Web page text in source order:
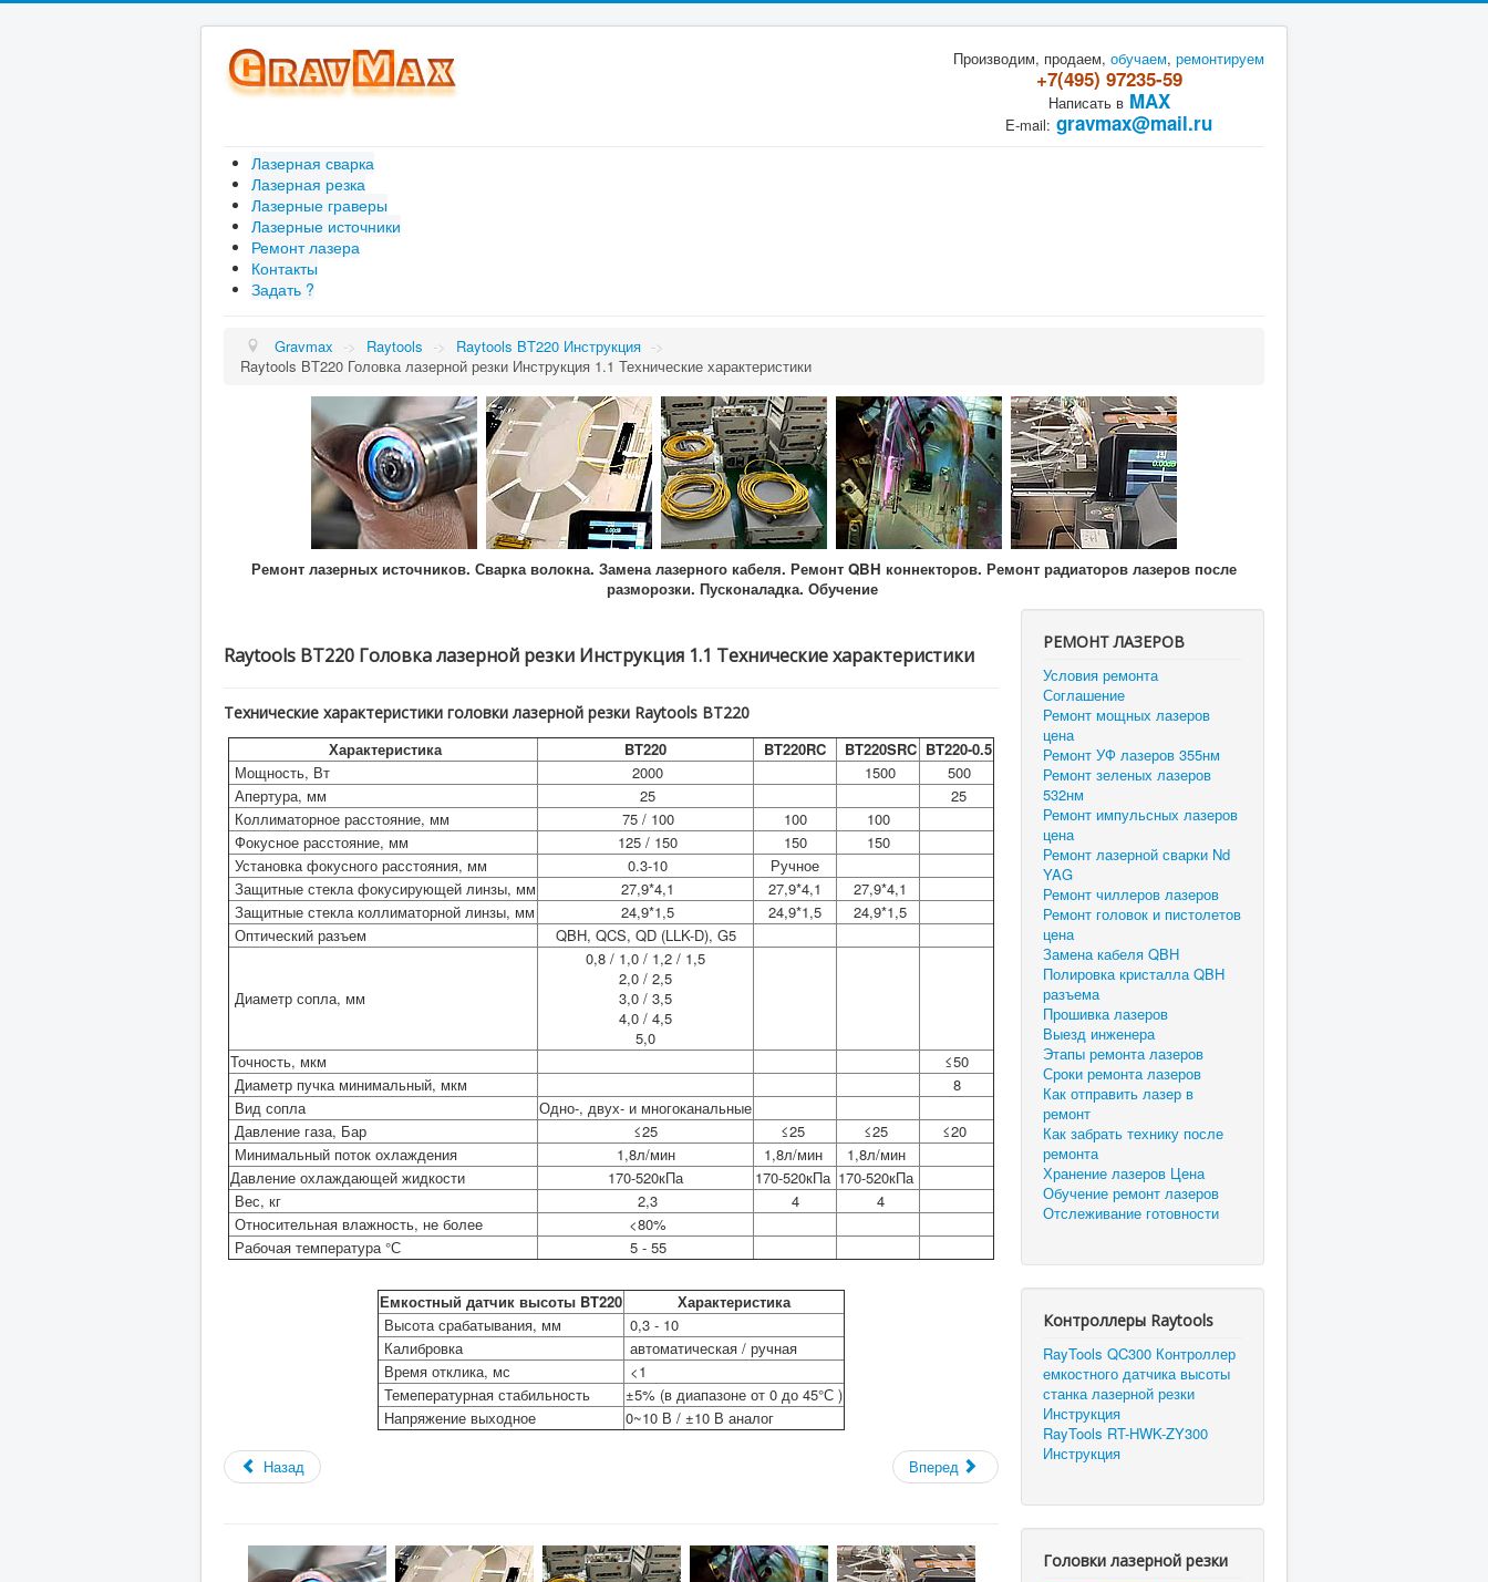
Производим, продаем, обучаем, ремонтируем
+7(495) 97235-59
Написать в MAX
E-mail: gravmax@mail.ru
Лазерная сварка
Лазерная резка
Лазерные граверы
Лазерные источники
Ремонт лазера
Контакты
Задать ?
Gravmax -> Raytools -> Raytools BT220 Инструкция ->
Raytools BT220 Головка лазерной резки Инструкция 1.1 Технические характеристики
Ремонт лазерных источников. Сварка волокна. Замена лазерного кабеля. Ремонт QBH коннекторов. Ремонт радиаторов лазеров после
разморозки. Пусконаладка. Обучение
Raytools BT220 Головка лазерной резки Инструкция 1.1 Технические характеристики
Технические характеристики головки лазерной резки Raytools BT220
Характеристика
BT220 BT220RC BT220SRC BT220-0.5
Мощность, Вт
2000 1500
500
Апертура, мм
25
25
Коллиматорное расстояние, мм
75 / 100 100
100
Фокусное расстояние, мм
125 / 150 150
150
Установка фокусного расстояния, мм
0.3-10
Ручное
Защитные стекла фокусирующей линзы, мм
27,9*4,1 27,9*4,1
27,9*4,1
Защитные стекла коллиматорной линзы, мм
24,9*1,5 24,9*1,5
24,9*1,5
Оптический разъем
QBH, QCS, QD (LLK-D), G5
Диаметр сопла, мм
0,8 / 1,0 / 1,2 / 1,5
2,0 / 2,5
3,0 / 3,5
4,0 / 4,5
5,0
Точность, мкм
≤50
Диаметр пучка минимальный, мкм
8
Вид сопла
Одно-, двух- и многоканальные
Давление газа, Бар
≤25 ≤25 ≤25
≤20
Минимальный поток охлаждения
1,8л/мин 1,8л/мин
1,8л/мин
Давление охлаждающей жидкости
170-520кПа 170-520кПа 170-520кПа
Вес, кг
2,3 4
4
Относительная влажность, не более
<80%
Рабочая температура °С
5 - 55
Емкостный датчик высоты BT220
Характеристика
Высота срабатывания, мм
0,3 - 10
Калибровка
автоматическая / ручная
Время отклика, мс
<1
Темепературная стабильность
±5% (в диапазоне от 0 до 45°С )
Напряжение выходное
0~10 В / ±10 В аналог
Назад Вперед
РЕМОНТ ЛАЗЕРОВ
Условия ремонта
Соглашение
Ремонт мощных лазеров
цена
Ремонт УФ лазеров 355нм
Ремонт зеленых лазеров
532нм
Ремонт импульсных лазеров
цена
Ремонт лазерной сварки Nd
YAG
Ремонт чиллеров лазеров
Ремонт головок и пистолетов
цена
Замена кабеля QBH
Полировка кристалла QBH
разъема
Прошивка лазеров
Выезд инженера
Этапы ремонта лазеров
Сроки ремонта лазеров
Как отправить лазер в
ремонт
Как забрать технику после
ремонта
Хранение лазеров Цена
Обучение ремонт лазеров
Отслеживание готовности
Контроллеры Raytools
RayTools QC300 Контроллер
емкостного датчика высоты
станка лазерной резки
Инструкция
RayTools RT-HWK-ZY300
Инструкция
Головки лазерной резки